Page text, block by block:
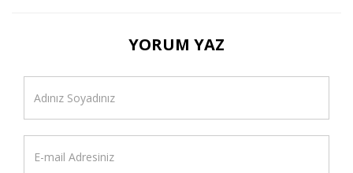
YORUM YAZ